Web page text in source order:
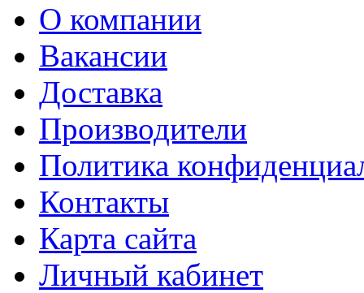
О компании
Вакансии
Доставка
Производители
Политика
Контакты
Карта сайта
Личный кабинет